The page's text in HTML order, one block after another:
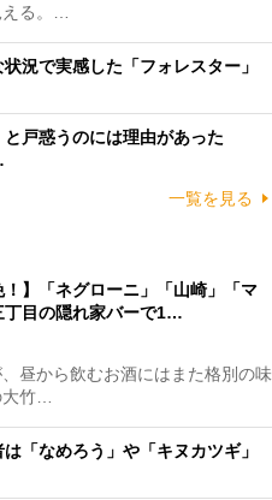
る。…
況で実感した「フォレスター」
と戸惑うのには理由があった
一覧を見る
！】「ネグローニ」「山崎」「マ
丁目の隠れ家バーで1…
昼から飲むお酒にはまた格別の味
竹…
「なめろう」や「キヌカツギ」